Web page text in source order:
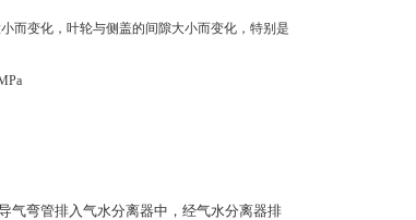
而变化，叶轮与侧盖的间隙大小而变化，特别是
气弯管排入气水分离器中，经气水分离器排